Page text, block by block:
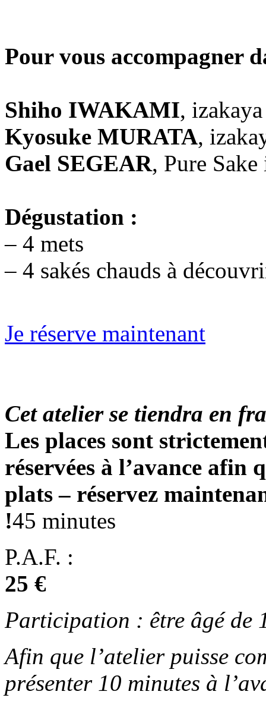
Pour vous accompagner
Shiho IWAKAMI,
Kyosuke MURATA,
Gael SEGEAR, Pure
Dégustation :
– 4 mets
– 4 sakés chauds à
Je réserve maintenant
Cet atelier se tiendra en
Les places sont
réservées à l’avance afin
plats – réservez
!45 minutes
P.A.F. :
25 €
Participation : être âgé de
Afin que l’atelier puisse
présenter 10 minutes à